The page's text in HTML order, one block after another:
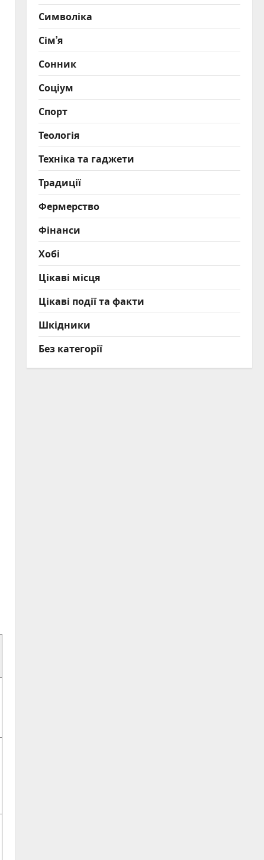
Символіка
Сім’я
Сонник
Соціум
Спорт
Теологія
Техніка та гаджети
Традиції
Фермерство
Фінанси
Хобі
Цікаві місця
Цікаві події та факти
Шкідники
Без категорії